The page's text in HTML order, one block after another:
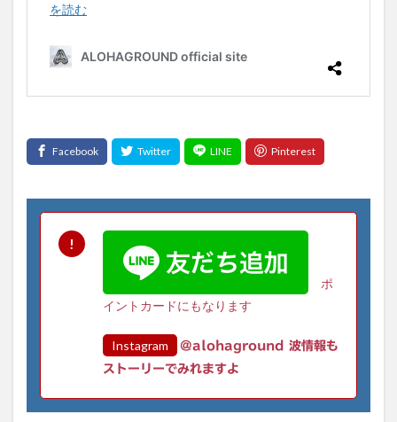
ポ
イントカードにもなります
Instagram
@alohaground 波情報も
ストーリーでみれますよ